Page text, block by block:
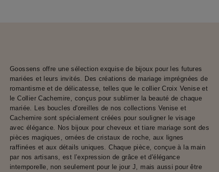
Goossens offre une sélection exquise de bijoux pour les futures
mariées et leurs invités. Des créations de mariage imprégnées de
romantisme et de délicatesse, telles que le collier Croix Venise et
le Collier Cachemire, conçus pour sublimer la beauté de chaque
mariée. Les boucles d'oreilles de nos collections Venise et
Cachemire sont spécialement créées pour souligner le visage
avec élégance. Nos bijoux pour cheveux et tiare mariage sont des
pièces magiques, ornées de cristaux de roche, aux lignes
raffinées et aux détails uniques. Chaque pièce, conçue à la main
par nos artisans, est l’expression de grâce et d'élégance
intemporelle, non seulement pour le jour J, mais aussi pour être